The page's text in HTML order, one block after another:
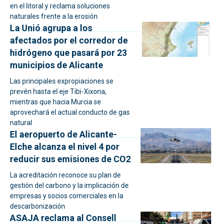
en el litoral y reclama soluciones
naturales frente a la erosión
La Unió agrupa a los
afectados por el corredor de
hidrógeno que pasará por 23
municipios de Alicante
Las principales expropiaciones se
prevén hasta el eje Tibi-Xixona,
mientras que hacia Murcia se
aprovechará el actual conducto de gas
natural
El aeropuerto de Alicante-
Elche alcanza el nivel 4 por
reducir sus emisiones de CO2
La acreditación reconoce su plan de
gestión del carbono y la implicación de
empresas y socios comerciales en la
descarbonización
ASAJA reclama al Consell